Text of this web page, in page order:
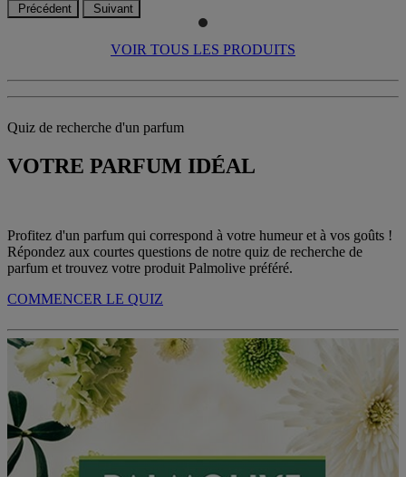
Précédent Suivant
VOIR TOUS LES PRODUITS
Quiz de recherche d'un parfum
VOTRE PARFUM IDÉAL
Profitez d'un parfum qui correspond à votre humeur et à vos goûts !
Répondez aux courtes questions de notre quiz de recherche de
parfum et trouvez votre produit Palmolive préféré.
COMMENCER LE QUIZ